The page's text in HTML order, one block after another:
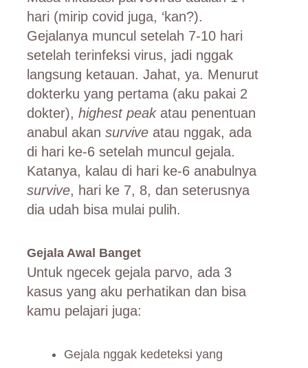
hari (mirip covid juga, ‘kan?).
Gejalanya muncul setelah 7-10 hari
setelah terinfeksi virus, jadi nggak
langsung ketauan. Jahat, ya. Menurut
dokterku yang pertama (aku pakai 2
dokter), highest peakatau penentuan
anabul akan surviveatau nggak, ada
di hari ke-6 setelah muncul gejala.
Katanya, kalau di hari ke-6 anabulnya
survive, hari ke 7, 8, dan seterusnya
dia udah bisa mulai pulih.
Gejala Awal Banget
Untuk ngecek gejala parvo, ada 3
kasus yang aku perhatikan dan bisa
kamu pelajari juga:
Gejala nggak kedeteksi yang